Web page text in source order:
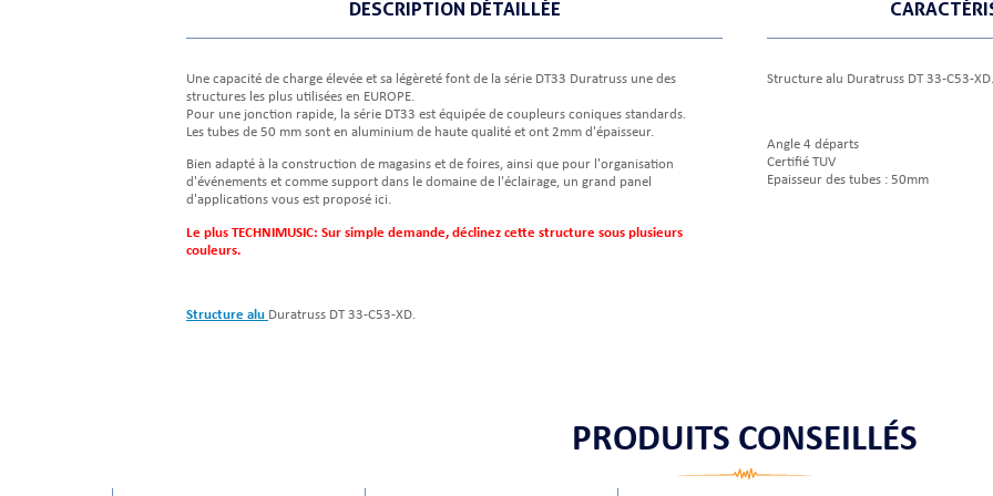
DESCRIPTION DÉTAILLÉE
Une capacité de charge élevée et sa légèreté font de la série DT33 Duratruss une des
structures les plus utilisées en EUROPE.
Pour une jonction rapide, la série DT33 est équipée de coupleurs coniques standards.
Les tubes de 50 mm sont en aluminium de haute qualité et ont 2mm d'épaisseur.
Bien adapté à la construction de magasins et de foires, ainsi que pour l'organisation
d'événements et comme support dans le domaine de l'éclairage, un grand panel
d'applications vous est proposé ici.
Le plus TECHNIMUSIC: Sur simple demande, déclinez cette structure sous plusieurs
couleurs.
Structure alu Duratruss DT 33-C53-XD.
Structure alu Duratruss DT 33-C53-XD.
Angle 4 départs
Certifié TUV
Epaisseur des tubes : 50mm
PRODUITS CONSEILLÉS